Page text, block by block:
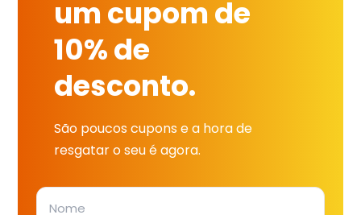
um cupom de
10% de
desconto.
São poucos cupons e a hora de
resgatar o seu é agora.